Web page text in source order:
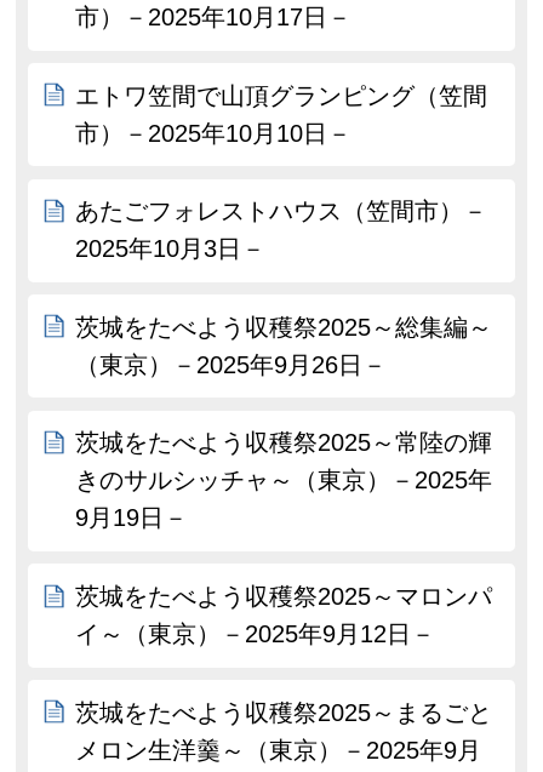
市）－2025年10月17日－
エトワ笠間で山頂グランピング（笠間
市）－2025年10月10日－
あたごフォレストハウス（笠間市）－
2025年10月3日－
茨城をたべよう収穫祭2025～総集編～
（東京）－2025年9月26日－
茨城をたべよう収穫祭2025～常陸の輝
きのサルシッチャ～（東京）－2025年
9月19日－
茨城をたべよう収穫祭2025～マロンパ
イ～（東京）－2025年9月12日－
茨城をたべよう収穫祭2025～まるごと
メロン生洋羹～（東京）－2025年9月